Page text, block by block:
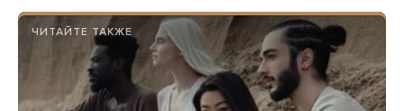
ЧИТАЙТЕ ТАКЖЕ